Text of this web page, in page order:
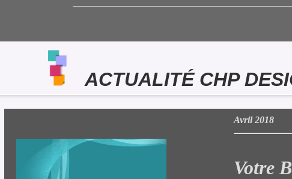
ACTUALITÉ CHP
Avril 2018
Votre